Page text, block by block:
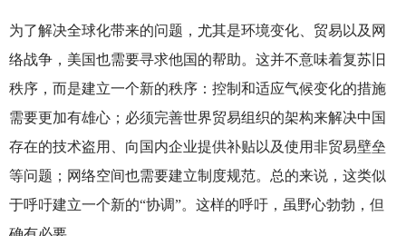
为了解决全球化带来的问题，尤其是环境变化、贸易以及网
络战争，美国也需要寻求他国的帮助。这并不意味着复苏旧
秩序，而是建立一个新的秩序：控制和适应气候变化的措施
需要更加有雄心；必须完善世界贸易组织的架构来解决中国
存在的技术盗用、向国内企业提供补贴以及使用非贸易壁垒
等问题；网络空间也需要建立制度规范。总的来说，这类似
于呼吁建立一个新的“协调”。这样的呼吁，虽野心勃勃，但